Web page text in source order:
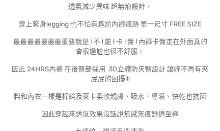
透氣減少異味 超無痕設計，
穿上緊身legging 也不怕有尷尬內褲痕跡 單一尺寸 FREE SIZE
最最最最最最最重要就是 ! 不 ! 能 ! 卡 ! 臀 ! 內褲卡臀走在外面真的
會很尷尬也很不舒服，
因此 24HRS內褲 在後臀部採用 3D立體防夾臀設計 讓妳不再有夾
屁屁的困擾!!!
料和內衣一樣是棉綸及萊卡柔軟親膚、吸水、導濕、快乾也抗菌
因此穿起來透氣效果沒話說無感無痕舒適至極